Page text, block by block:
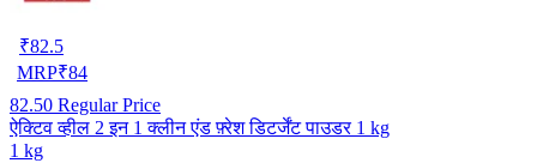
₹82.5
MRP₹84
82.50 Regular Price
ऐक्टिव व्हील 2 इन 1 क्लीन एंड फ़्रेश डिटर्जेंट पाउडर 1 kg
1 kg